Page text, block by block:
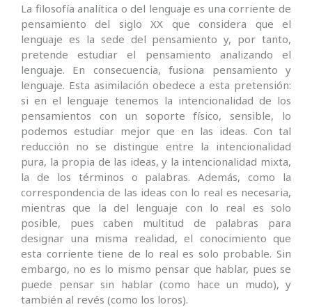
La filosofía analítica o del lenguaje es una corriente de
pensamiento del siglo XX que considera que el
lenguaje es la sede del pensamiento y, por tanto,
pretende estudiar el pensamiento analizando el
lenguaje. En consecuencia, fusiona pensamiento y
lenguaje. Esta asimilación obedece a esta pretensión:
si en el lenguaje tenemos la intencionalidad de los
pensamientos con un soporte físico, sensible, lo
podemos estudiar mejor que en las ideas. Con tal
reducción no se distingue entre la intencionalidad
pura, la propia de las ideas, y la intencionalidad mixta,
la de los términos o palabras. Además, como la
correspondencia de las ideas con lo real es necesaria,
mientras que la del lenguaje con lo real es solo
posible, pues caben multitud de palabras para
designar una misma realidad, el conocimiento que
esta corriente tiene de lo real es solo probable. Sin
embargo, no es lo mismo pensar que hablar, pues se
puede pensar sin hablar (como hace un mudo), y
también al revés (como los loros).